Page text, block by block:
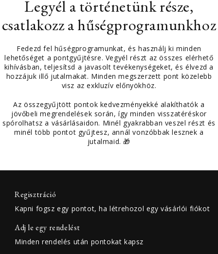
Legyél a történetünk része,
csatlakozz a hűségprogramunkhoz
Fedezd fel hűségprogramunkat, és használj ki minden
lehetőséget a pontgyűjtésre. Vegyél részt az összes elérhető
kihívásban, teljesítsd a javasolt tevékenységeket, és élvezd a
hozzájuk illő jutalmakat. Minden megszerzett pont közelebb
visz az exkluzív előnyökhöz.
Az összegyűjtött pontok kedvezményekké alakíthatók a
jövőbeli megrendelések során, így minden visszatéréskor
spórolhatsz a vásárlásaidon. Minél gyakrabban veszel részt és
minél több pontot gyűjtesz, annál vonzóbbak lesznek a
jutalmaid. 🎁
Regisztráció
Kapni fogsz egy pontot, ha létrehozol egy vásárlói fiókot
Adj le egy rendelést
Minden rendelés után pontokat kapsz